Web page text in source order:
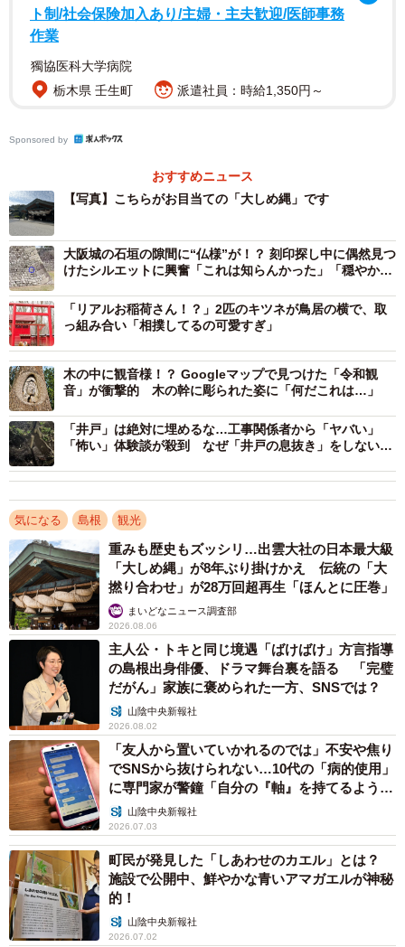
長い参道を歩き、鳥居をくぐったその先にあるのが…拝殿／事務員Gさん
（@ZimuinG）提供
投稿を見た人たちからは、「知らなかった」「これだけ見
て帰ってしまいました」「出雲大社あるあるですね」「私
も勘違いしていました」といった声が相次ぎました。
実際に、「事務員G」さんの周りでも勘違いした人がいたそ
うです。
「以前、出雲大社を訪れた友人から『着いた！』というメ
『一番大きいしめ縄はそれじゃないけど、分かってる？』
と返信すると、友人は知らなかったようで、慌てて引き返
したそうです」
「事務員G」さんによると、友人が拝殿まで戻ったところ、
女子高校生2人組も同じように帰ろうとしていたため、「大
きなのはこれじゃないんだって」と教えてあげたのだと
か。
また、「事務員G」さんが12年ぶりに出雲大社を訪れた際
には、50代の夫婦が巫女に「皆さんあちらに向かっていま
すが、あっちにも何かあるのですか？」と尋ねている場面
も目にしたそうです。
こうした経験から、「事務員G」さんは「拝殿のしめ縄を有
名な大しめ縄だと思ったまま帰ってしまう人が、実はかな
り多いのではないか」と感じ、今回の投稿につながったと
いいます。
ト制/社会保険加入あり/主婦・主夫歓迎/医師事務
作業
獨協医科大学病院
栃木県 壬生町
派遣社員：時給1,350円～
Sponsored by
おすすめニュース
【写真】こちらがお目当ての「大しめ縄」です
大阪城の石垣の隙間に“仏様”が！？ 刻印探し中に偶然見つ
けたシルエットに興奮「これは知らんかった」「穏やかな
「リアルお稲荷さん！？」2匹のキツネが鳥居の横で、取
っ組み合い「相撲してるの可愛すぎ」
木の中に観音様！？ Googleマップで見つけた「令和観
音」が衝撃的 木の幹に彫られた姿に「何だこれは…」
「井戸」は絶対に埋めるな…工事関係者から「ヤバい」
「怖い」体験談が殺到 なぜ「井戸の息抜き」をしないと
気になる 島根 観光
重みも歴史もズッシリ…出雲大社の日本最大級
「大しめ縄」が8年ぶり掛けかえ 伝統の「大
撚り合わせ」が28万回超再生「ほんとに圧巻」
まいどなニュース調査部
2026.08.06
主人公・トキと同じ境遇「ばけばけ」方言指導
の島根出身俳優、ドラマ舞台裏を語る 「完璧
だがん」家族に褒められた一方、SNSでは？
山陰中央新報社
2026.08.02
「友人から置いていかれるのでは」不安や焦り
でSNSから抜けられない…10代の「病的使用」
に専門家が警鐘「自分の『軸』を持てるように
して」
山陰中央新報社
2026.07.03
町民が発見した「しあわせのカエル」とは？
施設で公開中、鮮やかな青いアマガエルが神秘
的！
山陰中央新報社
2026.07.02